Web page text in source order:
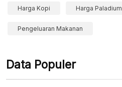
Harga Kopi Harga Paladium
Pengeluaran Makanan
Data Populer